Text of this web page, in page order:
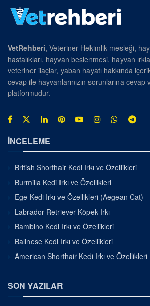
VetRehberi, Veteriner Hekimlik mesleği,
hastalıkları, hayvan beslenmesi, hayvan
veteriner ilaçlar, yaban hayatı hakkında
cevap ile hayvanlarınızın sorunlarına cevap
platformudur.
İNCELEME
British Shorthair Kedi Irkı ve Özellikleri
Burmilla Kedi Irkı ve Özellikleri
Ege Kedi Irkı ve Özellikleri (Aegean Cat)
Labrador Retriever Köpek Irkı
Bambino Kedi Irkı ve Özellikleri
Balinese Kedi Irkı ve Özellikleri
American Shorthair Kedi Irkı ve Özellikleri
SON YAZILAR